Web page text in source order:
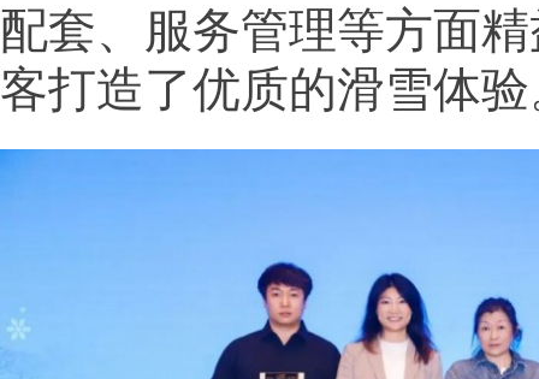
配套、服务管理等方面
客打造了优质的滑雪体